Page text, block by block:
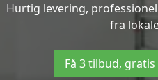
Hurtig levering,
fra
Få 3 tilbud,